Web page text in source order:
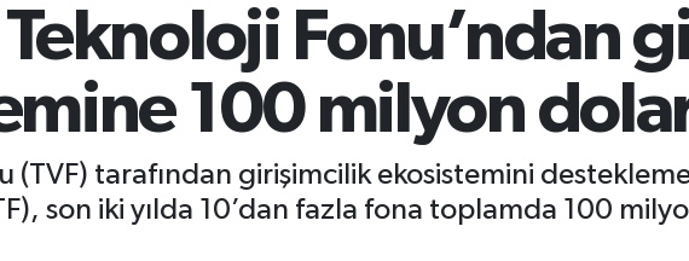
Fonu’ndan
100 milyon
(TVF) tarafından girişimcilik ekosistemini
son iki yılda 10’dan fazla fona toplamda 100